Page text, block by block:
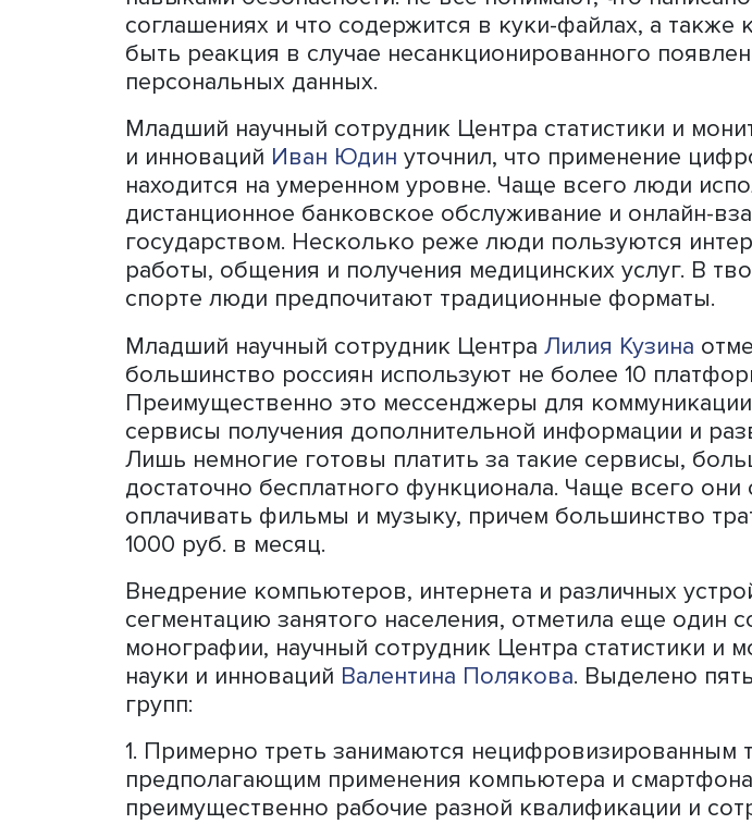
Многие из 12% домохозяйств, не подключенных
что он им не нужен. Это может отражать
цифровых навыков, являющихся предиктором
интернетом. Чтобы получить более глубокое
последствий, важно изучать повседневные
россиян.
По данным обследования, проведенного по
рассказал научный сотрудник Лаборатории
Евгений Попов. Он отметил, что по этому
существенно отстает от стран-лидеров. Во
навыками безопасности: не все понимают, что
соглашениях и что содержится в куки-файлах,
быть реакция в случае
персональных данных.
Младший научный сотрудник Центра
и инновацийИван Юдинуточнил, что
находится на умеренном уровне. Чаще всего
дистанционное банковское обслуживание и
государством. Несколько реже люди
работы, общения и получения медицинских
спорте люди предпочитают традиционные